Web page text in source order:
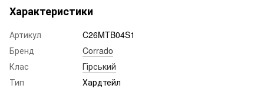
Характеристики
Артикул
C26MTB04S1
Бренд
Corrado
Клас
Гірський
Тип
Хардтейл